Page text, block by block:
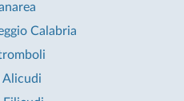
Calabria
Alicudi